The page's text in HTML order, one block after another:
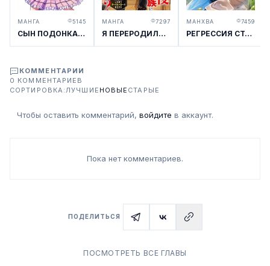
МАНГА 5145
СЫН ПОДОНКА, ПОМОЛВКА КОТОРОГО БЫЛА РАСТОРГНУТА, ПОМНИТ СВОЮ ПРЕЖНЮЮ ЖИЗНЬ И ХОЧЕТ ЖИТЬ СПОКОЙНО
МАНГА 7297
Я ПЕРЕРОДИЛСЯ В ЖЕСТОКОГО УБЛЮДКА!
МАНХВА 7459
РЕГРЕССИЯ СТАРШЕГО УЧЕНИКА
КОММЕНТАРИИ
0 КОММЕНТАРИЕВ
СОРТИРОВКА: ЛУЧШИЕ НОВЫЕ СТАРЫЕ
Чтобы оставить комментарий, войдите в аккаунт.
Пока нет комментариев.
ПОДЕЛИТЬСЯ
ПОСМОТРЕТЬ ВСЕ ГЛАВЫ